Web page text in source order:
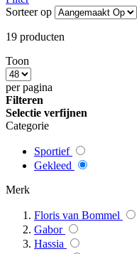
Sorteer op
19 producten
Toon
per pagina
Filteren
Selectie verfijnen
Categorie
Sportief
Gekleed
Merk
Floris van Bommel
Gabor
Hassia